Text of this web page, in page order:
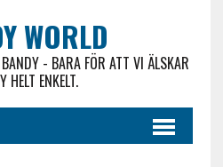
WORLD
- BARA FÖR ATT VI ÄLSKAR
HELT ENKELT.